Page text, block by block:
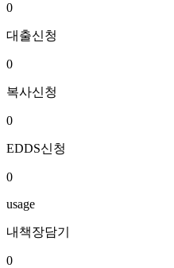
0
대출신청
0
복사신청
0
EDDS신청
0
usage
내책장담기
0